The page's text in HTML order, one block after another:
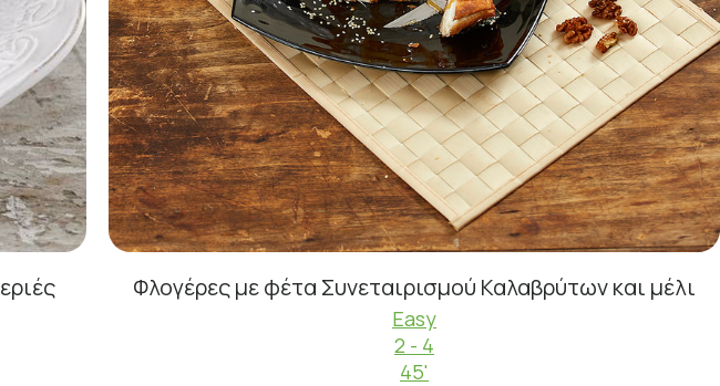
Φλογέρες με φέτα Συνεταιρισμού Καλαβρύτων και μέλι
Easy
2 - 4
45'